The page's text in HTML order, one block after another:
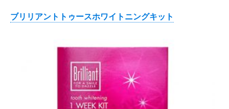
ブリリアントトゥースホワイトニングキット